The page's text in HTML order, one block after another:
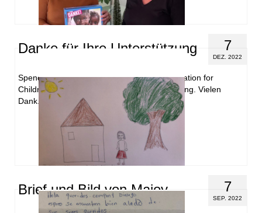
7
DEZ. 2022
Danke für Ihre Unterstützung
Spenden auch Sie für unsere Dialego Foundation for
Children. Wir freuen uns auf Ihre Unterstützung. Vielen
Dank.
7
SEP. 2022
Brief und Bild von Majoy